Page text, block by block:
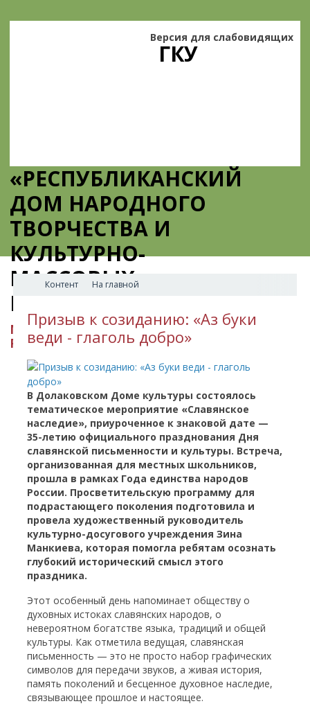
ГКУ
«РЕСПУБЛИКАНСКИЙ
ДОМ НАРОДНОГО
ТВОРЧЕСТВА И
КУЛЬТУРНО-
МАССОВЫХ
МЕРОПРИЯТИЙ»
МИНИСТЕРСТВО КУЛЬТУРЫ
РЕСПУБЛИКИ ИНГУШЕТИЯ
Версия для слабовидящих
Контент На главной
​Призыв к созиданию: «Аз буки
веди - глаголь добро»
В Долаковском Доме культуры состоялось
тематическое мероприятие «Славянское
наследие», приуроченное к знаковой дате —
35-летию официального празднования Дня
славянской письменности и культуры. Встреча,
организованная для местных школьников,
прошла в рамках Года единства народов
России. Просветительскую программу для
подрастающего поколения подготовила и
провела художественный руководитель
культурно-досугового учреждения Зина
Манкиева, которая помогла ребятам осознать
глубокий исторический смысл этого
праздника.
Этот особенный день напоминает обществу о
духовных истоках славянских народов, о
невероятном богатстве языка, традиций и общей
культуры. Как отметила ведущая, славянская
письменность — это не просто набор графических
символов для передачи звуков, а живая история,
память поколений и бесценное духовное наследие,
связывающее прошлое и настоящее.